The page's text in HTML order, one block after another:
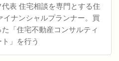
表 住宅相談を専門とする住
ナンシャルプランナー。買
「住宅不動産コンサルティ
」を行う